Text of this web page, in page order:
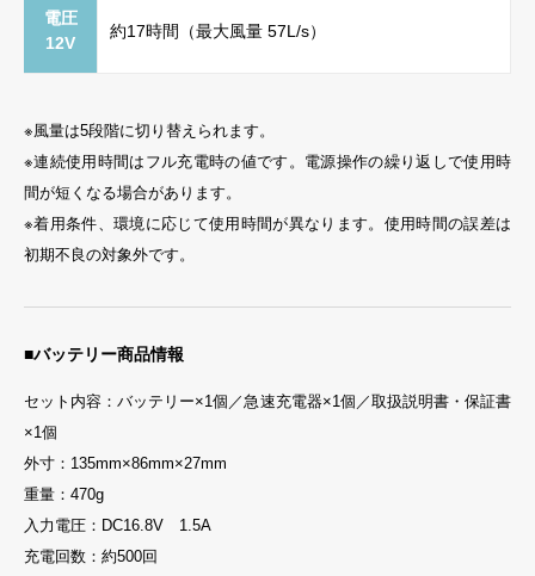
電圧
12V
約17時間（最大風量 57L/s）
※風量は5段階に切り替えられます。
※連続使用時間はフル充電時の値です。電源操作の繰り返しで使用時
間が短くなる場合があります。
※着用条件、環境に応じて使用時間が異なります。使用時間の誤差は
初期不良の対象外です。
■バッテリー商品情報
セット内容：バッテリー×1個／急速充電器×1個／取扱説明書・保証書
×1個
外寸：135mm×86mm×27mm
重量：470g
入力電圧：DC16.8V 1.5A
充電回数：約500回